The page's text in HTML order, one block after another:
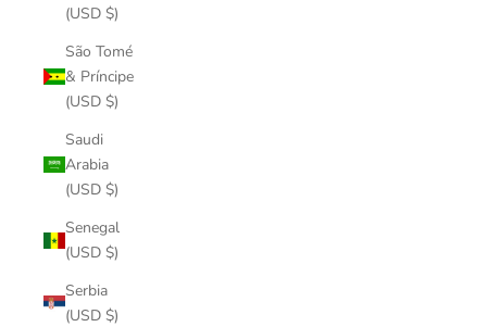
(USD $)
São Tomé
& Príncipe
(USD $)
Saudi
Arabia
(USD $)
Senegal
(USD $)
Serbia
(USD $)